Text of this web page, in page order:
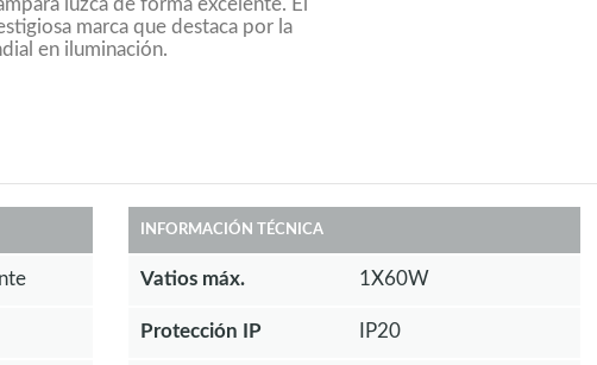
luzca de forma excelente. El
marca que destaca por la
en iluminación.
INFORMACIÓN TÉCNICA
Vatios máx. 1X60W
Protección IP IP20